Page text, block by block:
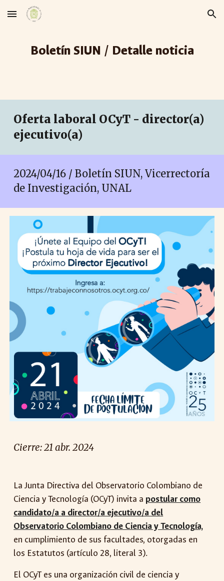
Skip to main content Skip to navigation
Boletín SIUN / Detalle noticia
Oferta laboral OCyT - director(a)
ejecutivo(a)
2024/04/16 / Boletín SIUN, Vicerrectoría
de Investigación, UNAL
Cierre: 21 abr. 2024
La Junta Directiva del Observatorio Colombiano de
Ciencia y Tecnología (OCyT) invita a postular como
candidato/a a director/a ejecutivo/a del
Observatorio Colombiano de Ciencia y Tecnología,
en cumplimiento de sus facultades, otorgadas en
los Estatutos (artículo 28, literal 3).
El OCyT es una organización civil de ciencia y